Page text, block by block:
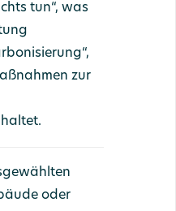
tun“, was
zur
oder